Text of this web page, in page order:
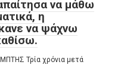
να μάθω
η
να ψάχνω
Τρία χρόνια μετά